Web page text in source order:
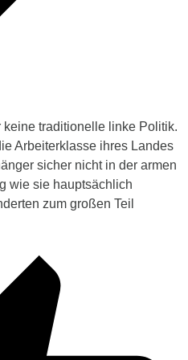
traditionelle linke Politik.
Arbeiterklasse ihres Landes
sicher nicht in der armen
wie sie hauptsächlich
zum großen Teil